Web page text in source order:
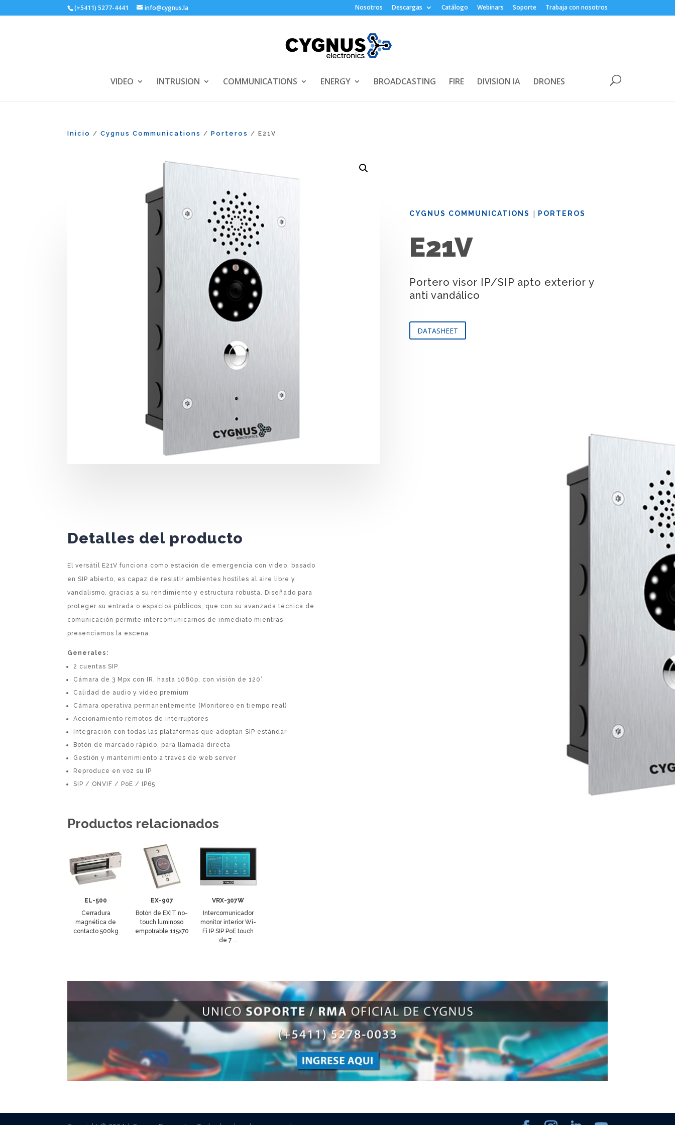
(+5411) 5277-4441 info@cygnus.la Nosotros Descargas Catálogo Webinars Soporte Trabaja con nosotros
VIDEO INTRUSION COMMUNICATIONS ENERGY BROADCASTING FIRE DIVISION IA DRONES
Inicio /Cygnus Communications /Porteros / E21V
CYGNUS COMMUNICATIONS | PORTEROS
E21V
Portero visor IP/SIP apto exterior y
anti vandálico
DATASHEET
Detalles del producto
El versátil E21V funciona como estación de emergencia con video, basado
en SIP abierto, es capaz de resistir ambientes hostiles al aire libre y
vandalismo, gracias a su rendimiento y estructura robusta. Diseñado para
proteger su entrada o espacios públicos, que con su avanzada técnica de
comunicación permite intercomunicarnos de inmediato mientras
presenciamos la escena.
Generales:
2 cuentas SIP
Cámara de 3 Mpx con IR, hasta 1080p, con visión de 120°
Calidad de audio y vídeo premium
Cámara operativa permanentemente (Monitoreo en tiempo real)
Accionamiento remotos de interruptores
Integración con todas las plataformas que adoptan SIP estándar
Botón de marcado rápido, para llamada directa
Gestión y mantenimiento a través de web server
Reproduce en voz su IP
SIP / ONVIF / PoE / IP65
Productos relacionados
EL-500
Cerradura
magnética de
contacto 500kg
EX-907
Botón de EXIT no-
touch luminoso
empotrable 115x70
VRX-307W
Intercomunicador
monitor interior Wi-
Fi IP SIP PoE touch
de 7 ...